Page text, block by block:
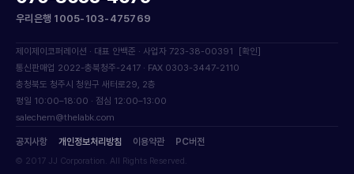
우리은행 1005-103-475769
제이제이코퍼레이션 · 대표 안백준 · 사업자 723-38-00391
[확인]
통신판매업 2022-충북청주-2417 · FAX 0303-3447-2110
충청북도 청주시 청원구 새터로29, 2층
평일 10:00–18:00 · 점심 12:00–13:00
salechem@thelabk.com
공지사항 개인정보처리방침 이용약관 PC버전
© 2017 JJ Corporation. All Rights Reserved.